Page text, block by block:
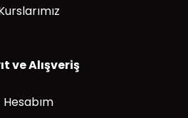
ve Alışveriş
Hesabım